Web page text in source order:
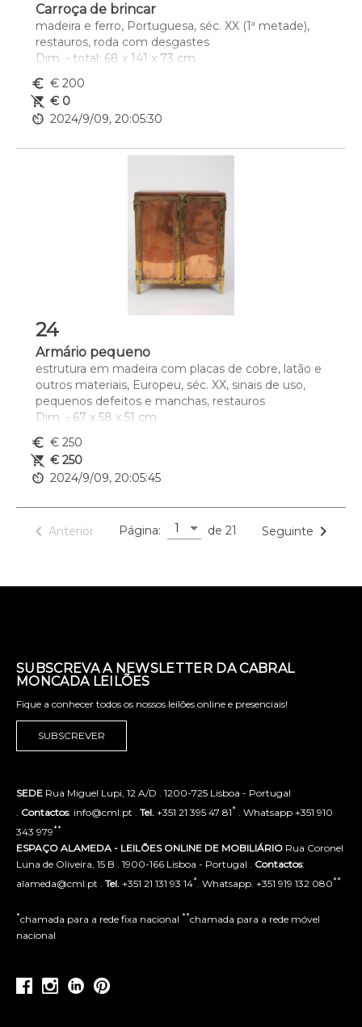
Carroça de brincar
madeira e ferro, Portuguesa, séc. XX (1ª metade),
restauros, roda com desgastes
Dim. - total: 68 x 141 x 73 cm
euro_symbol € 200
remove_shopping_cart € 0
av_timer 2024/9/09, 20:05:30
24
Armário pequeno
estrutura em madeira com placas de cobre, latão e
outros materiais, Europeu, séc. XX, sinais de uso,
pequenos defeitos e manchas, restauros
Dim. - 67 x 58 x 51 cm
euro_symbol € 250
remove_shopping_cart € 250
av_timer 2024/9/09, 20:05:45
navigate_before Anterior Página: 1 de 21 Seguinte navigate_next
SUBSCREVA A NEWSLETTER DA CABRAL
MONCADA LEILÕES
Fique a conhecer todos os nossos leilões online e presenciais!
SUBSCREVER
SEDE Rua Miguel Lupi, 12 A/D . 1200-725 Lisboa - Portugal
Contactos: info@cml.pt . Tel. +351 21 395 47 81* . Whatsapp +351 910
343 979**
ESPAÇO ALAMEDA - LEILÕES ONLINE DE MOBILIÁRIO Rua Coronel
Luna de Oliveira, 15 B . 1900-166 Lisboa - Portugal . Contactos:
alameda@cml.pt . Tel. +351 21 131 93 14* . Whatsapp. +351 919 132 080**
*chamada para a rede fixa nacional **chamada para a rede móvel
nacional